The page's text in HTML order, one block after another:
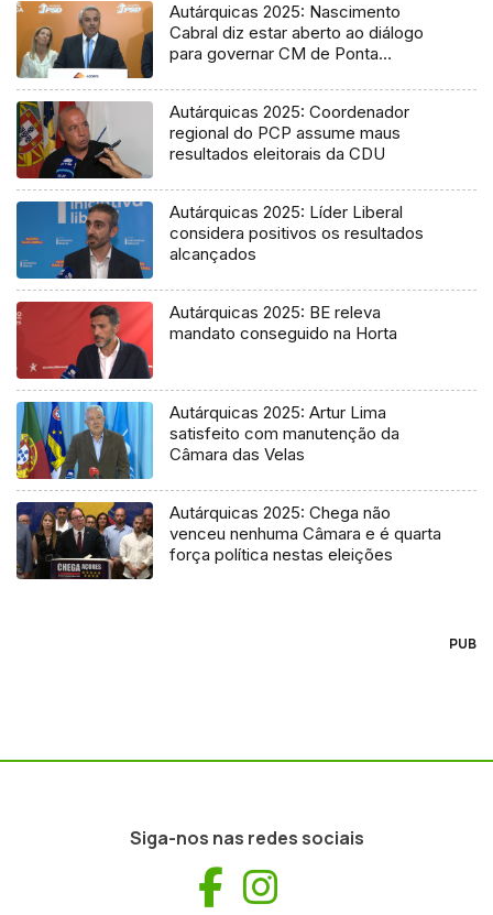
Autárquicas 2025: Nascimento
Cabral diz estar aberto ao diálogo
para governar CM de Ponta
Autárquicas 2025: Coordenador
regional do PCP assume maus
resultados eleitorais da CDU
Autárquicas 2025: Líder Liberal
considera positivos os resultados
alcançados
Autárquicas 2025: BE releva
mandato conseguido na Horta
Autárquicas 2025: Artur Lima
satisfeito com manutenção da
Câmara das Velas
Autárquicas 2025: Chega não
venceu nenhuma Câmara e é quarta
força política nestas eleições
PUB
Siga-nos nas redes sociais
Facebook